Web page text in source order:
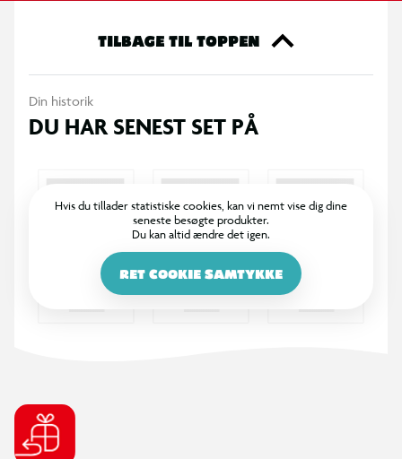
TILBAGE TIL TOPPEN
Din historik
DU HAR SENEST SET PÅ
Hvis du tillader statistiske cookies, kan vi nemt vise dig dine
seneste besøgte produkter.
Du kan altid ændre det igen.
RET COOKIE SAMTYKKE